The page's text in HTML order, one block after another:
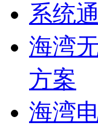
系统
海湾
方案
海湾